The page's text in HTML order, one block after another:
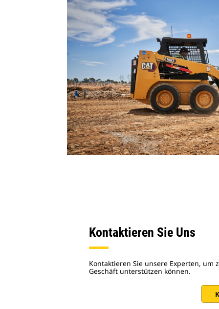
Kontaktieren Sie Uns
Kontaktieren Sie unsere Experten, um
Geschäft unterstützen können.